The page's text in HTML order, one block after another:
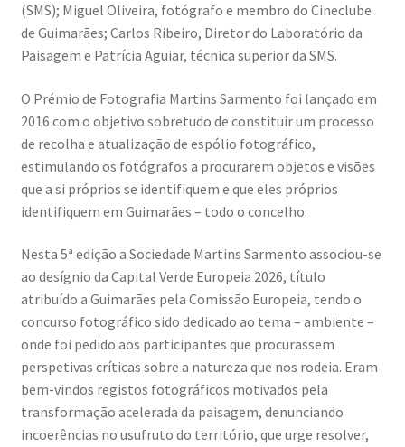
«FOTO | PHOTO PORTUGAL»
About looking
Ana Dias – Uma viagem ao mundo Playboy
Ana Manuel Mestre vence Maratona Fotográfica Fnac
Cabo Mondego
Encontros da Imagem
Enlaçando o Douro…
Fashion on movement
(SMS); Miguel Oliveira, fotógrafo e membro do Cineclube
de Guimarães; Carlos Ribeiro, Diretor do Laboratório da
Paisagem e Patrícia Aguiar, técnica superior da SMS.
O Prémio de Fotografia Martins Sarmento foi lançado em
2016 com o objetivo sobretudo de constituir um processo
de recolha e atualização de espólio fotográfico,
estimulando os fotógrafos a procurarem objetos e visões
que a si próprios se identifiquem e que eles próprios
identifiquem em Guimarães – todo o concelho.
Nesta 5ª edição a Sociedade Martins Sarmento associou-se
ao desígnio da Capital Verde Europeia 2026, título
atribuído a Guimarães pela Comissão Europeia, tendo o
concurso fotográfico sido dedicado ao tema – ambiente –
onde foi pedido aos participantes que procurassem
perspetivas críticas sobre a natureza que nos rodeia. Eram
bem-vindos registos fotográficos motivados pela
transformação acelerada da paisagem, denunciando
incoerências no usufruto do território, que urge resolver,